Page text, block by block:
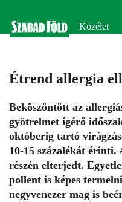
Közélet
Étrend allergia
Beköszöntött az
gyötrelmet ígérő
októberig tartó
10-15 százalékát érinti.
részén elterjedt.
pollent is képes
negyvenezer mag is